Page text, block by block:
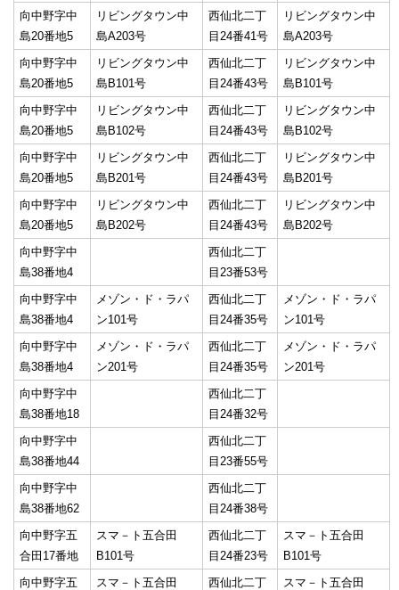
向中野字中
島20番地5
リビングタウン中
島A203号
西仙北二丁
目24番41号
リビングタウン中
島A203号
向中野字中
島20番地5
リビングタウン中
島B101号
西仙北二丁
目24番43号
リビングタウン中
島B101号
向中野字中
島20番地5
リビングタウン中
島B102号
西仙北二丁
目24番43号
リビングタウン中
島B102号
向中野字中
島20番地5
リビングタウン中
島B201号
西仙北二丁
目24番43号
リビングタウン中
島B201号
向中野字中
島20番地5
リビングタウン中
島B202号
西仙北二丁
目24番43号
リビングタウン中
島B202号
向中野字中
島38番地4
西仙北二丁
目23番53号
向中野字中
島38番地4
メゾン・ド・ラパ
ン101号
西仙北二丁
目24番35号
メゾン・ド・ラパ
ン101号
向中野字中
島38番地4
メゾン・ド・ラパ
ン201号
西仙北二丁
目24番35号
メゾン・ド・ラパ
ン201号
向中野字中
島38番地18
西仙北二丁
目24番32号
向中野字中
島38番地44
西仙北二丁
目23番55号
向中野字中
島38番地62
西仙北二丁
目24番38号
向中野字五
合田17番地
スマ－ト五合田
B101号
西仙北二丁
目24番23号
スマ－ト五合田
B101号
向中野字五
スマ－ト五合田
西仙北二丁
スマ－ト五合田